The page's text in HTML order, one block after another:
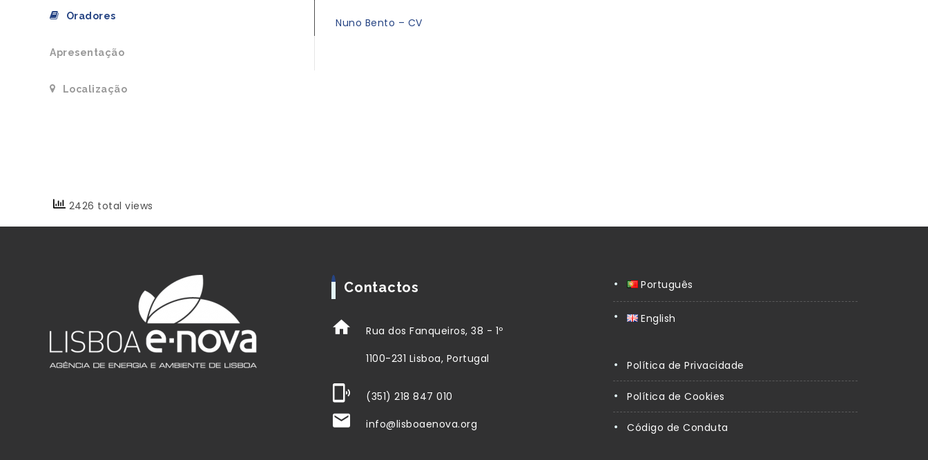
Oradores
Apresentação
Localização
Nuno Bento – CV
2426 total views
Contactos
Rua dos Fanqueiros, 38 - 1º
1100-231 Lisboa, Portugal
(351) 218 847 010
info@lisboaenova.org
Português
English
Política de Privacidade
Política de Cookies
Código de Conduta